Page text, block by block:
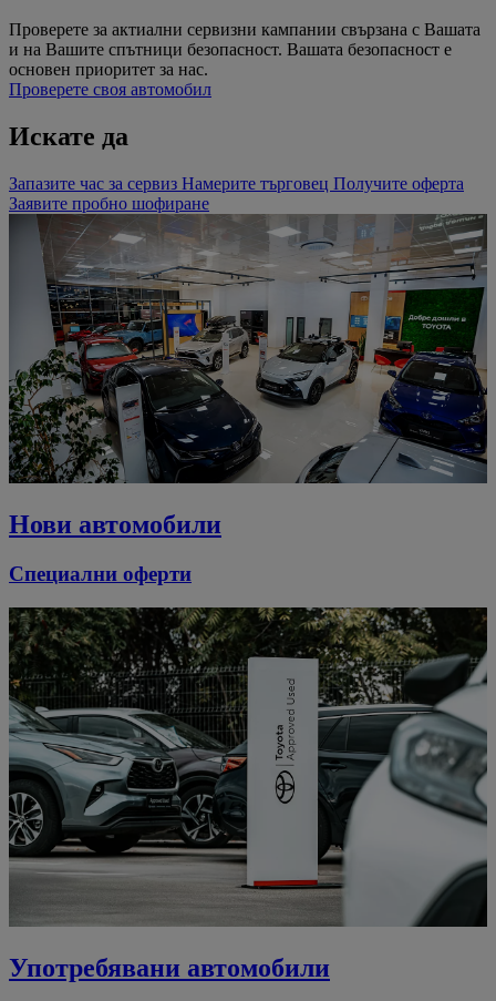
Проверете за актиални сервизни кампании свързaна с Вашата
и на Вашите спътници безопасност. Вашата безопасност е
основен приоритет за нас.
Проверете своя автомобил
Искате да
Запазите час за сервиз Намерите търговец Получите оферта
Заявите пробно шофиране
Нови автомобили
Специални оферти
Употребявани автомобили